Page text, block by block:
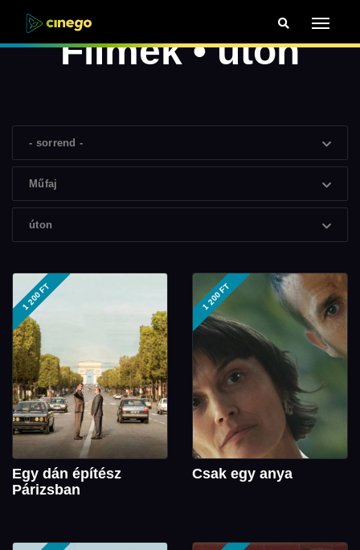
Filmek • úton
- sorrend -
Műfaj
úton
1 200 FT
Egy dán építész
Párizsban
1 200 FT
Csak egy anya